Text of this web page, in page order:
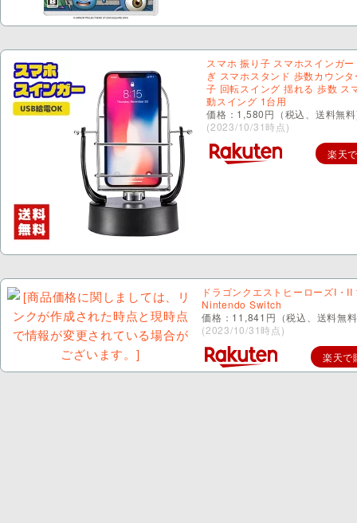
スマホ 振り子 スマホスインガ
ぎ スマホスタンド 歩数カウン
子 回転スイング 揺れる 歩数 ス
動スイング 1台用
価格：1,580円（税込、送料無
(2023/10/31時点)
楽天
ドラゴンクエストヒーローズI・II
Nintendo Switch
価格：11,841円（税込、送料無
(2023/10/31時点)
楽天で